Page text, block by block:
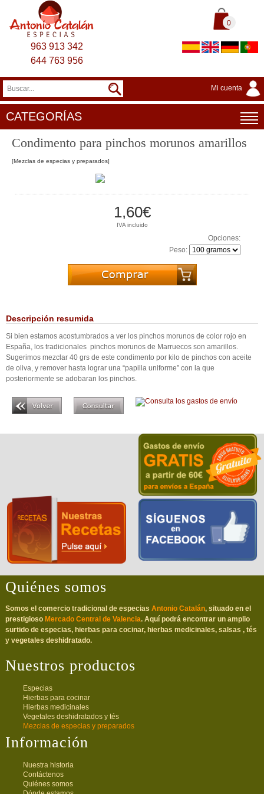
0
963 913 342
644 763 956
Mi cuenta
CATEGORÍAS
Condimento para pinchos morunos amarillos
[Mezclas de especias y preparados]
1,60€
IVA incluido
Opciones:
Peso:
Descripción resumida
Si bien estamos acostumbrados a ver los pinchos morunos de color rojo en
España, los tradicionales pinchos morunos de Marruecos son amarillos.
Sugerimos mezclar 40 grs de este condimento por kilo de pinchos con aceite
de oliva, y remover hasta lograr una “papilla uniforme” con la que
posteriormente se adobaran los pinchos.
Quiénes somos
Somos el comercio tradicional de especias Antonio Catalán, situado en el
prestigioso Mercado Central de Valencia. Aquí podrá encontrar un amplio
surtido de especias, hierbas para cocinar, hierbas medicinales, salsas , tés
y vegetales deshidratado.
Nuestros productos
Especias
Hierbas para cocinar
Hierbas medicinales
Vegetales deshidratados y tés
Mezclas de especias y preparados
Información
Nuestra historia
Contáctenos
Quiénes somos